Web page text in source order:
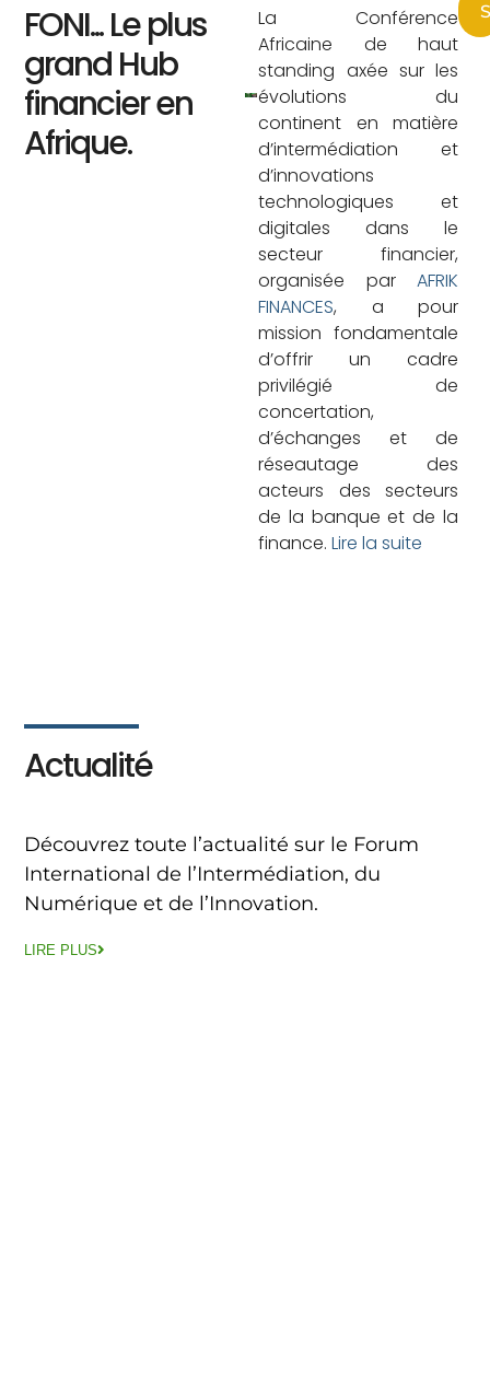
FONI... Le plus
grand Hub
financier en
Afrique.
La Conférence
Africaine de haut
standing axée sur les
évolutions du
continent en matière
d’intermédiation et
d’innovations
technologiques et
digitales dans le
secteur financier,
organisée par AFRIK
FINANCES, a pour
mission fondamentale
d’offrir un cadre
privilégié de
concertation,
d’échanges et de
réseautage des
acteurs des secteurs
de la banque et de la
finance.Lire la suite
Actualité
Découvrez toute l’actualité sur le Forum
International de l’Intermédiation, du
Numérique et de l’Innovation.
LIRE PLUS